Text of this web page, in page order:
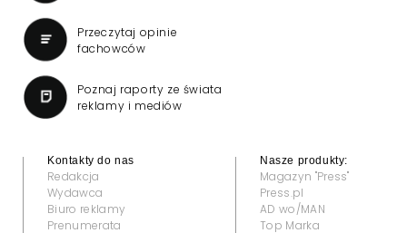
Przeczytaj opinie
fachowców
Poznaj raporty ze świata
reklamy i mediów
Kontakty do nas
Redakcja
Wydawca
Biuro reklamy
Prenumerata
Nasze produkty:
Magazyn "Press"
Press.pl
AD wo/MAN
Top Marka